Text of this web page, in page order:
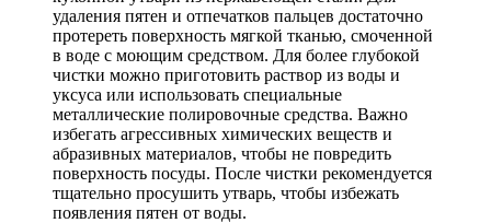
удаления пятен и отпечатков пальцев достаточно
протереть поверхность мягкой тканью, смоченной
в воде с моющим средством. Для более глубокой
чистки можно приготовить раствор из воды и
уксуса или использовать специальные
металлические полировочные средства. Важно
избегать агрессивных химических веществ и
абразивных материалов, чтобы не повредить
поверхность посуды. После чистки рекомендуется
тщательно просушить утварь, чтобы избежать
появления пятен от воды.